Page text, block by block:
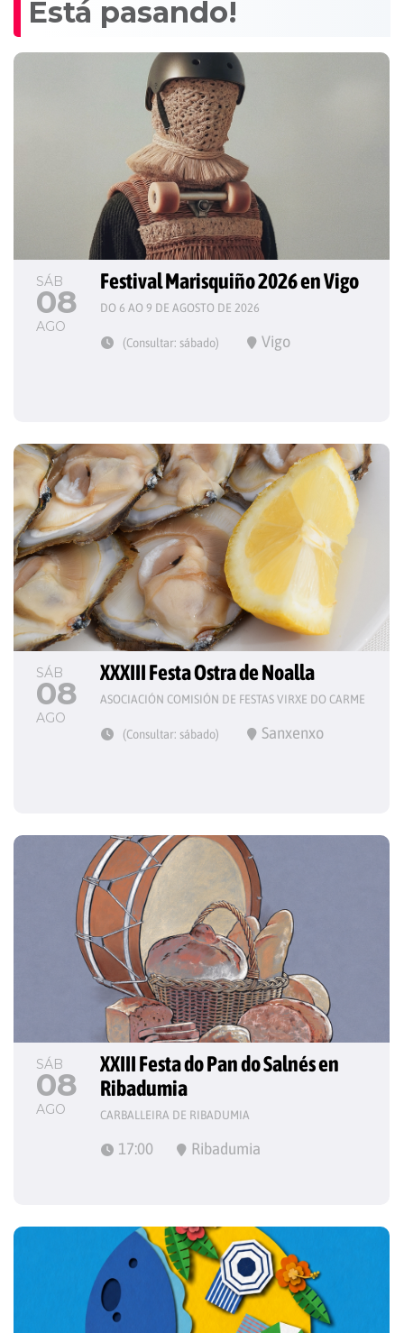
Está pasando!
SÁB
08
AGO
Festival Marisquiño 2026 en Vigo
DO 6 AO 9 DE AGOSTO DE 2026
(Consultar: sábado) Vigo
SÁB
08
AGO
XXXIII Festa Ostra de Noalla
ASOCIACIÓN COMISIÓN DE FESTAS VIRXE DO CARME
(Consultar: sábado) Sanxenxo
SÁB
08
AGO
XXIII Festa do Pan do Salnés en
Ribadumia
CARBALLEIRA DE RIBADUMIA
17:00 Ribadumia